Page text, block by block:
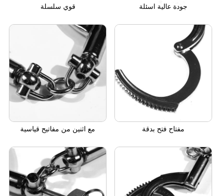
قوي سلسلة جودة عالية اسئلة
مع اثنين من مفاتيح قياسية مفتاح فتح بدقة